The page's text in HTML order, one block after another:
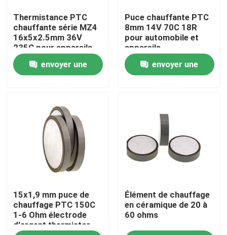
Contrôle de la qualité
Nous contacter
Les affaires
Thermistance de ptc
Thermistors NTC
Thermistance PTC
chauffante série MZ4
16x5x2.5mm 36V
235C pour appareils
automobiles
envoyer une
Puce chauffante PTC
8mm 14V 70C 18R
pour automobile et
appareils
électroménagers
envoyer une
15x1,9 mm puce de
chauffage PTC 150C
1-6 Ohm électrode
d'argent thermistor
Élément de chauffage
en céramique de 20 à
60 ohms